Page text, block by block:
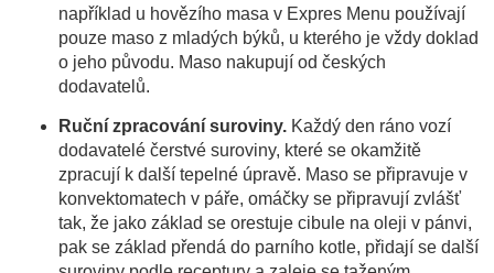
například u hovězího masa v Expres Menu používají
pouze maso z mladých býků, u kterého je vždy doklad
o jeho původu. Maso nakupují od českých
dodavatelů.
Ruční zpracování suroviny. Každý den ráno vozí
dodavatelé čerstvé suroviny, které se okamžitě
zpracují k další tepelné úpravě. Maso se připravuje v
konvektomatech v páře, omáčky se připravují zvlášť
tak, že jako základ se orestuje cibule na oleji v pánvi,
pak se základ přendá do parního kotle, přidají se další